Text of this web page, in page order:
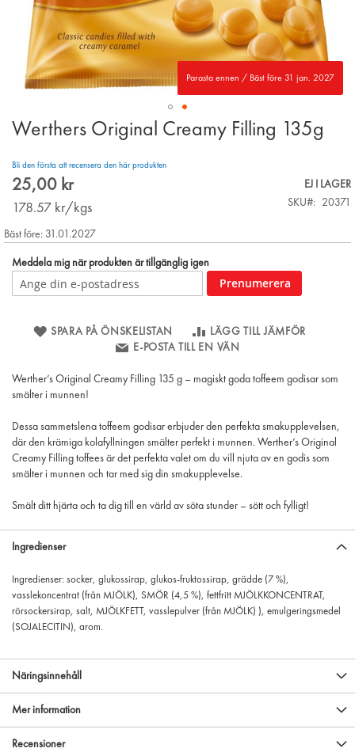
Parasta ennen / Bäst före 31 jan. 2027
Skip
of
the
gallery
Werthers Original Creamy Filling 135g
Bli den första att recensera den här produkten
25,00 kr
178.57 kr/kgs
EJ I LAGER
SKU
20371
Bäst före: 31.01.2027
Meddela mig när produkten är tillgänglig igen
Prenumerera
SPARA PÅ ÖNSKELISTAN
LÄGG TILL JÄMFÖR
E-POSTA TILL EN VÄN
Werther’s Original Creamy Filling 135 g – magiskt goda toffeem godisar som
smälter i munnen!
Dessa sammetslena toffeem godisar erbjuder den perfekta smakupplevelsen,
där den krämiga kolafyllningen smälter perfekt i munnen. Werther’s Original
Creamy Filling toffees är det perfekta valet om du vill njuta av en godis som
smälter i munnen och tar med sig din smakupplevelse.
Smält ditt hjärta och ta dig till en värld av söta stunder – sött och fylligt!
Ingredienser
Ingredienser: socker, glukossirap, glukos-fruktossirap, grädde (7 %),
vasslekoncentrat (från MJÖLK), SMÖR (4,5 %), fettfritt MJÖLKKONCENTRAT,
rörsockersirap, salt, MJÖLKFETT, vasslepulver (från MJÖLK) ), emulgeringsmedel
(SOJALECITIN), arom.
Näringsinnehåll
Mer information
Recensioner